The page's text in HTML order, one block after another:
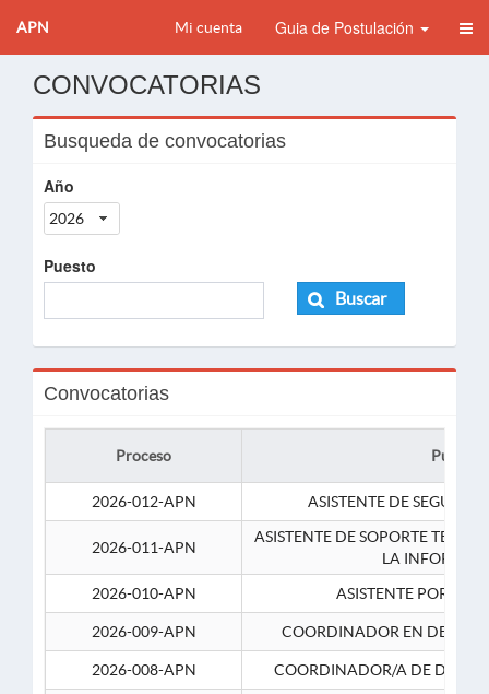
APN Mi cuenta Guia de Postulación
CONVOCATORIAS
Busqueda de convocatorias
Año
2026
Puesto
Buscar
Convocatorias
Proceso Puesto
2026-012-APN ASISTENTE DE
2026-011-APN
ASISTENTE DE SOPORTE
LA
2026-010-APN
ASISTENTE
2026-009-APN COORDINADOR EN
2026-008-APN COORDINADOR/A DE